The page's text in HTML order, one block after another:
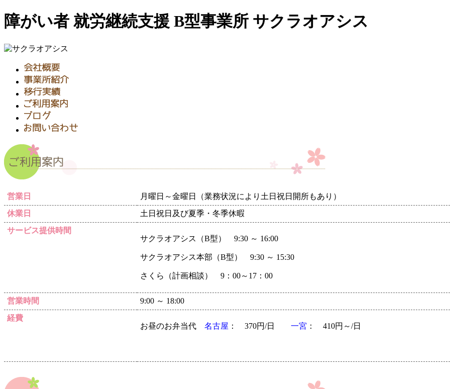
障がい者 就労継続支援 B型事業所 サクラオアシス
営業日
月曜日～金曜日（業務状況により土日祝日開所もあり）
休業日
土日祝日及び夏季・冬季休暇
サービス提供時間
サクラオアシス（B型） 9:30 ～ 16:00
サクラオアシス本部（B型） 9:30 ～ 15:30
さくら（計画相談） 9：00～17：00
営業時間
9:00 ～ 18:00
経費
お昼のお弁当代 名古屋 ： 370円/日 一宮 ： 410円～/日